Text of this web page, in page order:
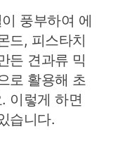
풍부하여 에
드, 피스타치
든 견과류 믹
로 활용해 초
이렇게 하면
습니다.